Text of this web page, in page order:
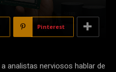
Pinterest
analistas nerviosos hablar de